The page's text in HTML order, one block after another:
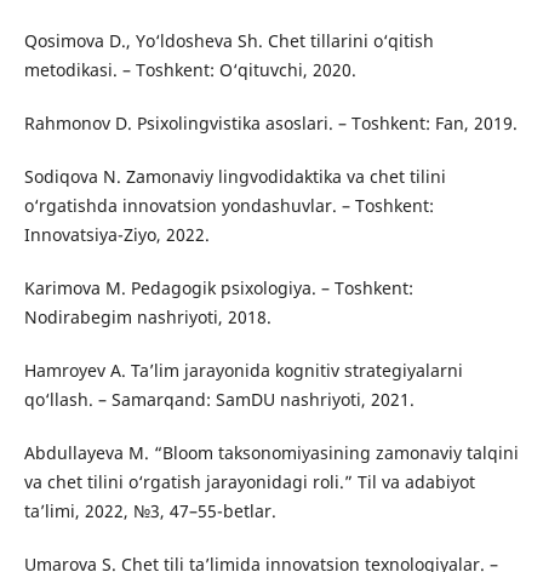
Qosimova D., Yo‘ldosheva Sh. Chet tillarini o‘qitish
metodikasi. – Toshkent: O‘qituvchi, 2020.
Rahmonov D. Psixolingvistika asoslari. – Toshkent: Fan, 2019.
Sodiqova N. Zamonaviy lingvodidaktika va chet tilini
o‘rgatishda innovatsion yondashuvlar. – Toshkent:
Innovatsiya-Ziyo, 2022.
Karimova M. Pedagogik psixologiya. – Toshkent:
Nodirabegim nashriyoti, 2018.
Hamroyev A. Ta’lim jarayonida kognitiv strategiyalarni
qo‘llash. – Samarqand: SamDU nashriyoti, 2021.
Abdullayeva M. “Bloom taksonomiyasining zamonaviy talqini
va chet tilini o‘rgatish jarayonidagi roli.” Til va adabiyot
ta’limi, 2022, №3, 47–55-betlar.
Umarova S. Chet tili ta’limida innovatsion texnologiyalar. –